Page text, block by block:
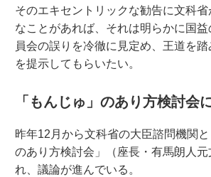
そのエキセントリックな勧告に文科省
なことがあれば、それは明らかに国
員会の誤りを冷徹に見定め、王道を
を提示してもらいたい。
「もんじゅ」のあり方検討会
昨年12月から文科省の大臣諮問機関
のあり方検討会」（座長・有馬朗人元
れ、議論が進んでいる。